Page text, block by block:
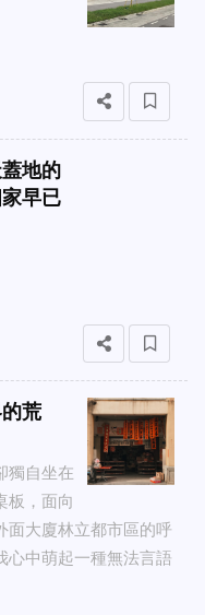
地的
早已
荒
獨自坐在
板，面向
面大廈林立都市區的呼
心中萌起一種無法言語